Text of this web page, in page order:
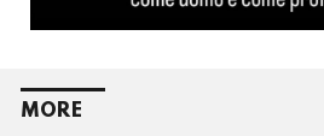
MORE